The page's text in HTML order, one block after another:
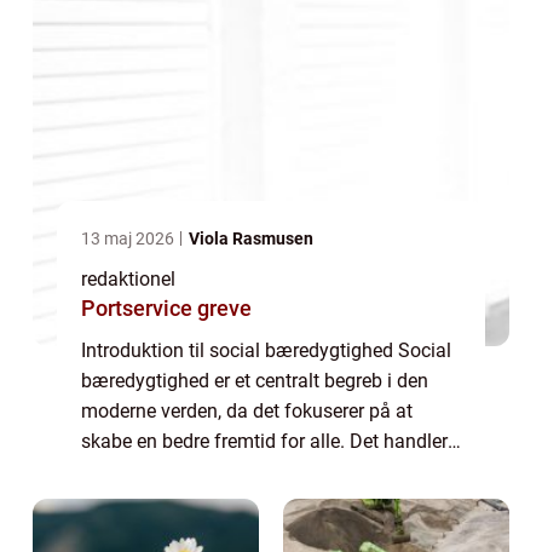
13 maj 2026 Viola Rasmusen
redaktionel
Portservice greve
Introduktion til social bæredygtighed Social
bæredygtighed er et centralt begreb i den
moderne verden, da det fokuserer på at
skabe en bedre fremtid for alle. Det handler
for at leve et godt liv og opfylde ...